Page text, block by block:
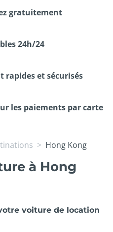
gratuitement
24h/24
rapides et sécurisés
les paiements par carte
Hong Kong
à Hong
voiture de location